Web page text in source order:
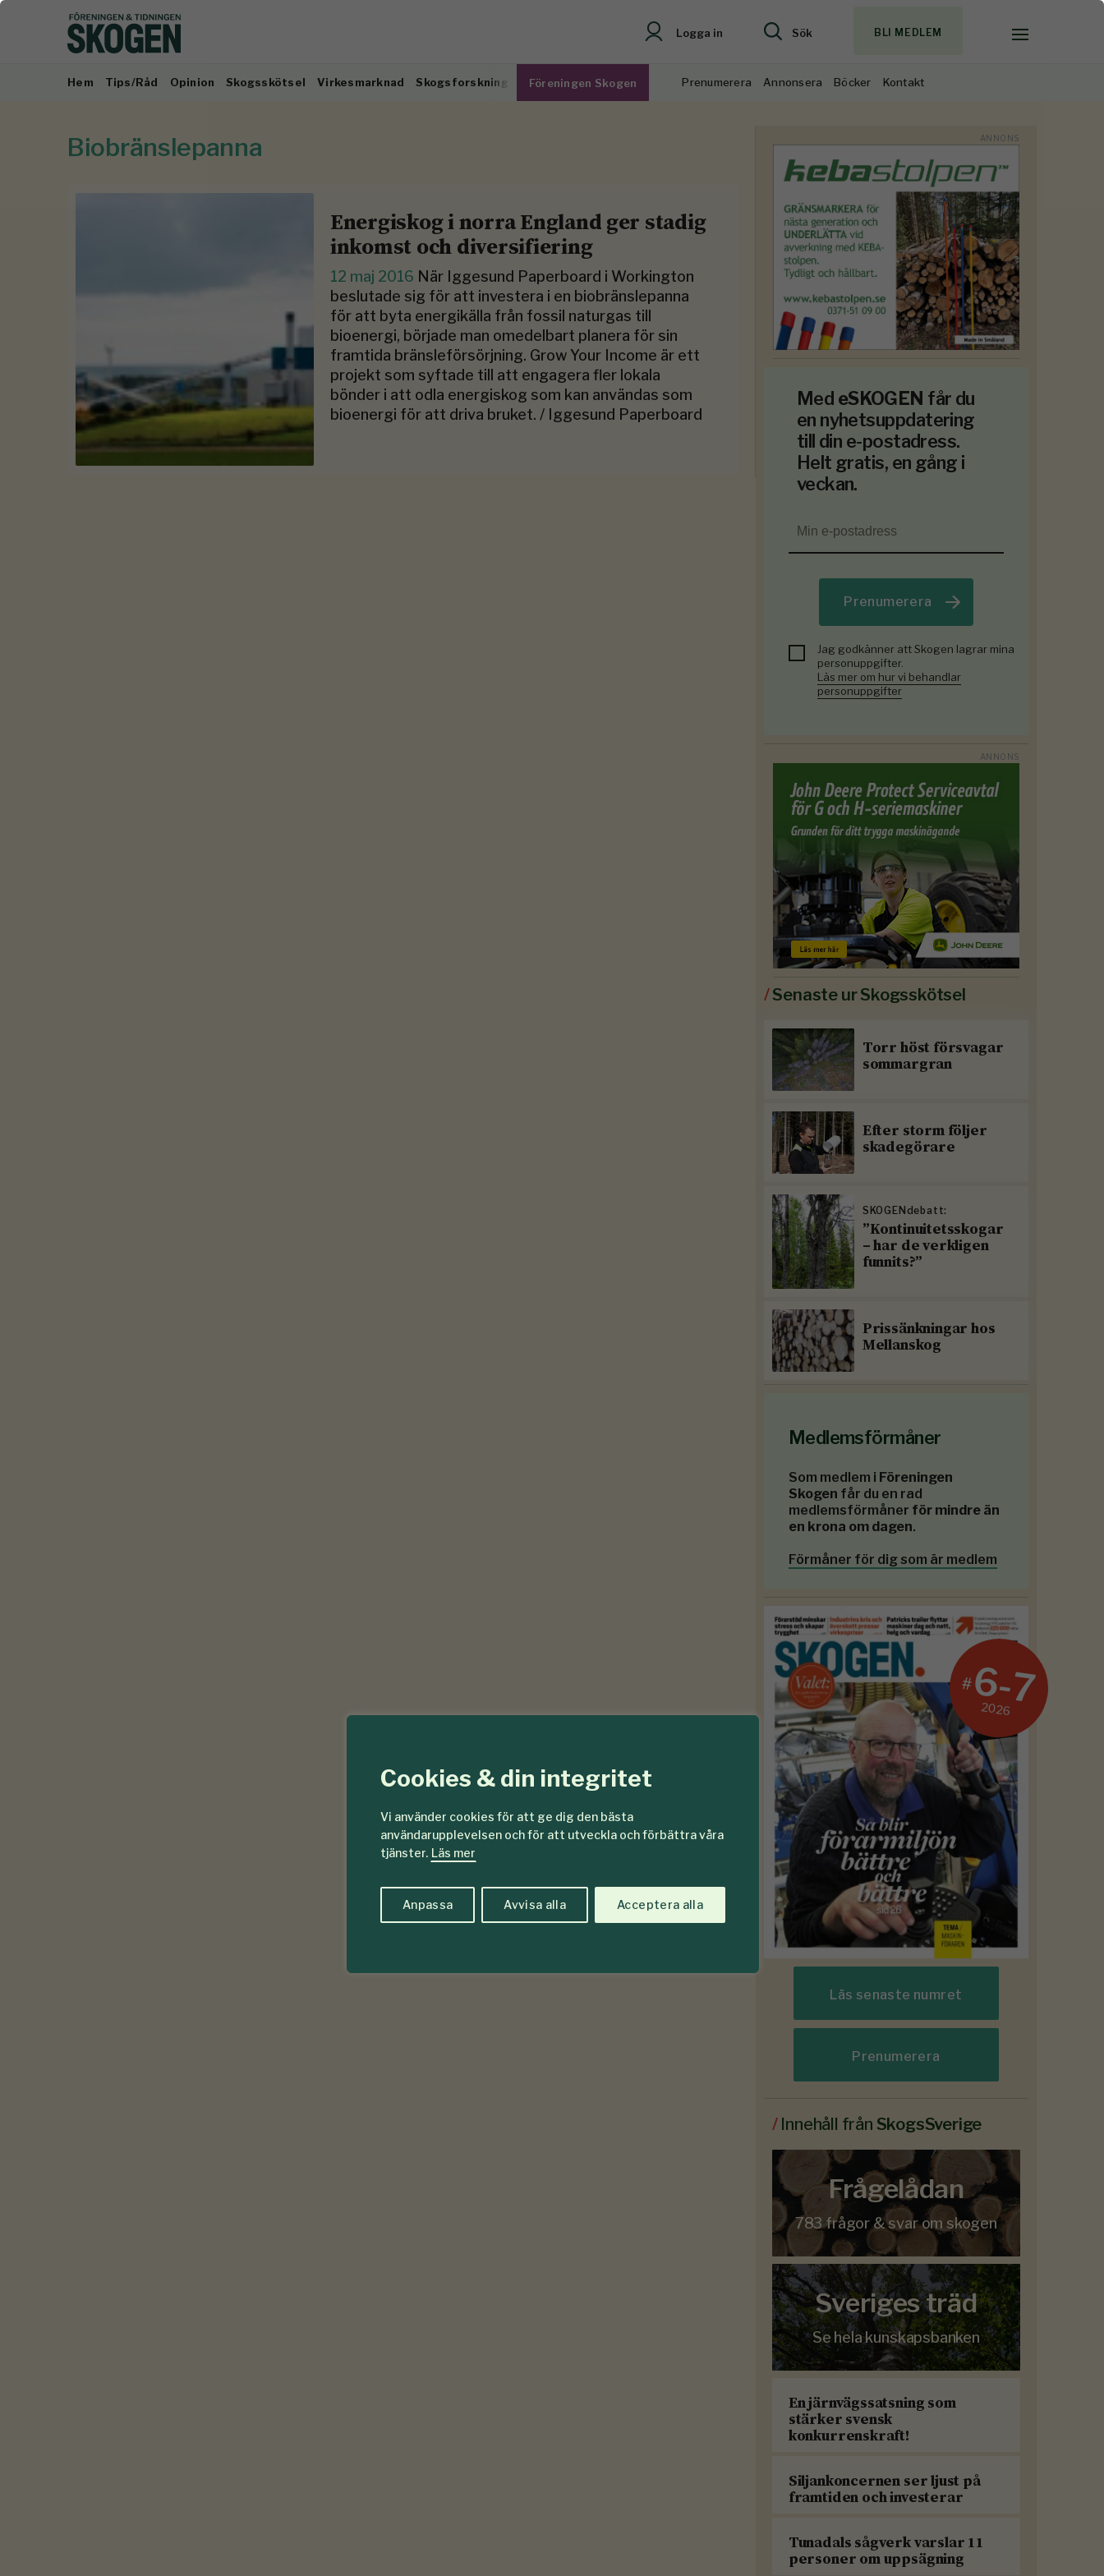
Cookies & din integritet
Vi använder cookies för att ge dig den bästa
användarupplevelsen och för att utveckla och förbättra våra
tjänster. Läs mer
Anpassa Avvisa alla Acceptera alla
Logga in Sök BLI MEDLEM
Hem Tips/Råd Opinion Skogsskötsel Virkesmarknad Skogsforskning Föreningen Skogen Prenumerera Annonsera Böcker Kontakt
Biobränslepanna
Energiskog i norra England ger stadig
inkomst och diversifiering
12 maj 2016 När Iggesund Paperboard i Workington
beslutade sig för att investera i en biobränslepanna
för att byta energikälla från fossil naturgas till
bioenergi, började man omedelbart planera för sin
framtida bränsleförsörjning. Grow Your Income är ett
projekt som syftade till att engagera fler lokala
bönder i att odla energiskog som kan användas som
bioenergi för att driva bruket. / Iggesund Paperboard
Med eSKOGEN får du
en nyhetsuppdatering
till din e-postadress.
Helt gratis, en gång i
veckan.
Prenumerera
Jag godkänner att Skogen lagrar mina
personuppgifter.
Läs mer om hur vi behandlar
personuppgifter
/Senaste ur Skogsskötsel
Torr höst försvagar
sommargran
Efter storm följer
skadegörare
SKOGENdebatt:
”Kontinuitetsskogar
– har de verkligen
funnits?”
Prissänkningar hos
Mellanskog
Medlemsförmåner
Som medlem i Föreningen
Skogen får du en rad
medlemsförmåner för mindre än
en krona om dagen.
Förmåner för dig som är medlem
#6-7
2026
Läs senaste numret
Prenumerera
/ Innehåll från SkogsSverige
Frågelådan
783 frågor & svar om skogen
Sveriges träd
Se hela kunskapsbanken
En järnvägssatsning som
stärker svensk
konkurrenskraft!
Siljankoncernen ser ljust på
framtiden och investerar
Tunadals sågverk varslar 11
personer om uppsägning